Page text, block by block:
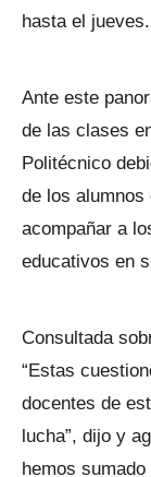
hasta el jueves.
Ante este
de las clases
Politécnico
de los
acompañar a
educativos en
Consultada
“Estas
docentes de
lucha”, dijo y
hemos